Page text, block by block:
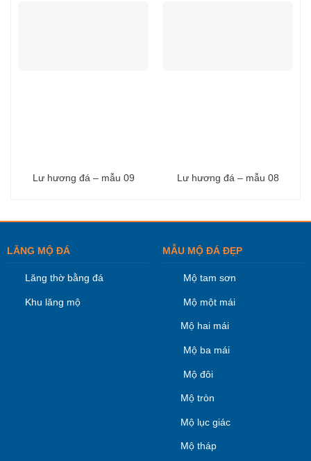
Lư hương đá – mẫu 09 Lư hương đá – mẫu 08
LĂNG MỘ ĐÁ
Lăng thờ bằng đá
Khu lăng mộ
MẪU MỘ ĐÁ ĐẸP
Mộ tam sơn
Mộ một mái
Mộ hai mái
Mộ ba mái
Mộ đôi
Mộ tròn
Mộ lục giác
Mộ tháp